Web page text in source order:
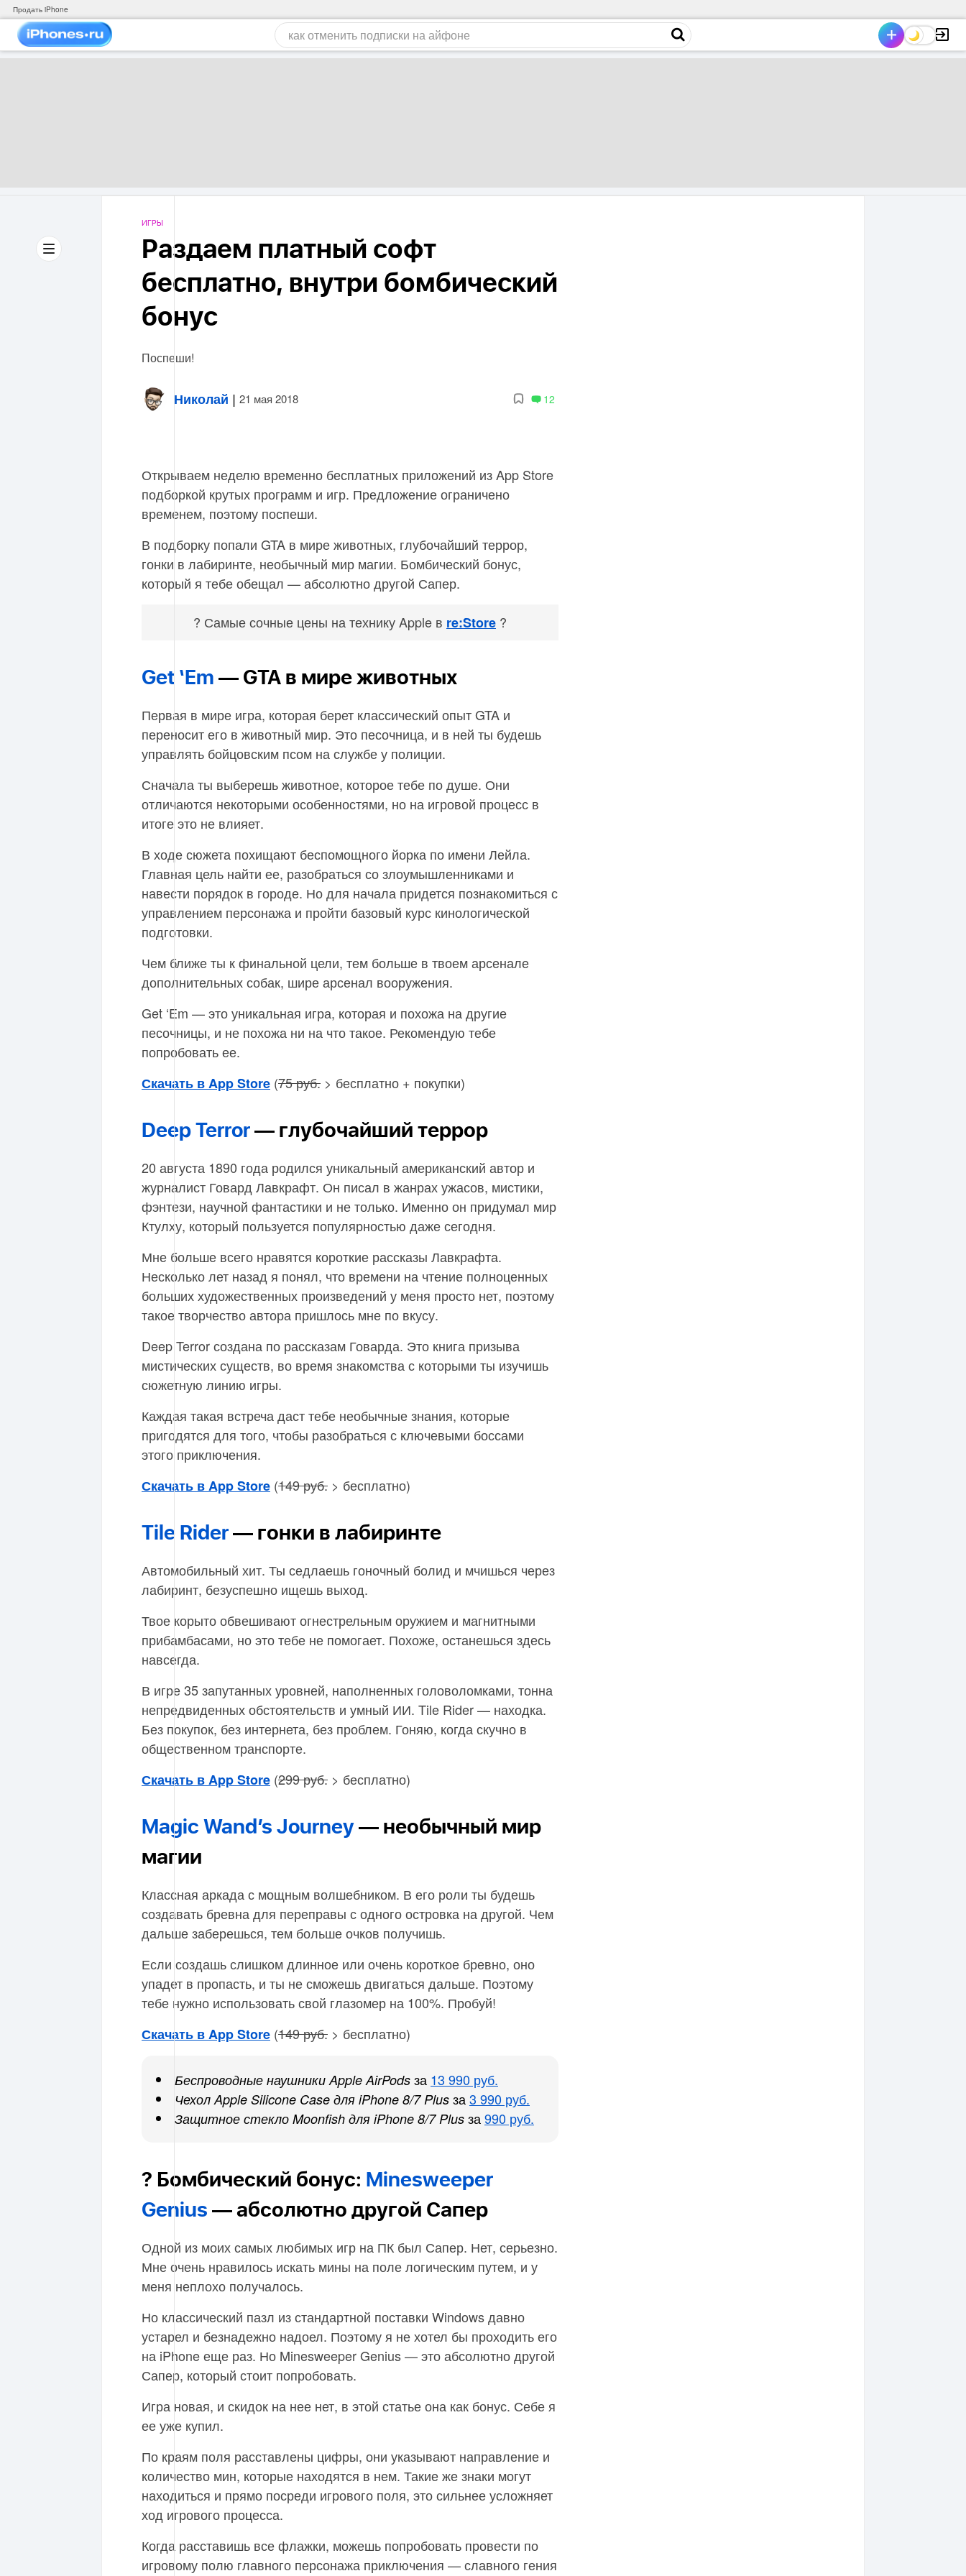
Продать iPhone
ИГРЫ
Раздаем платный софт
бесплатно, внутри бомбический
бонус
Поспеши!
Николай | 21 мая 2018 12
Открываем неделю временно бесплатных приложений из App Store
подборкой крутых программ и игр. Предложение ограничено
временем, поэтому поспеши.
В подборку попали GTA в мире животных, глубочайший террор,
гонки в лабиринте, необычный мир магии. Бомбический бонус,
который я тебе обещал — абсолютно другой Сапер.
? Самые сочные цены на технику Apple в re:Store ?
Get ‘Em — GTA в мире животных
Первая в мире игра, которая берет классический опыт GTA и
переносит его в животный мир. Это песочница, и в ней ты будешь
управлять бойцовским псом на службе у полиции.
Сначала ты выберешь животное, которое тебе по душе. Они
отличаются некоторыми особенностями, но на игровой процесс в
итоге это не влияет.
В ходе сюжета похищают беспомощного йорка по имени Лейла.
Главная цель найти ее, разобраться со злоумышленниками и
навести порядок в городе. Но для начала придется познакомиться с
управлением персонажа и пройти базовый курс кинологической
подготовки.
Чем ближе ты к финальной цели, тем больше в твоем арсенале
дополнительных собак, шире арсенал вооружения.
Get ‘Em — это уникальная игра, которая и похожа на другие
песочницы, и не похожа ни на что такое. Рекомендую тебе
попробовать ее.
Скачать в App Store (75 руб. > бесплатно + покупки)
Deep Terror — глубочайший террор
20 августа 1890 года родился уникальный американский автор и
журналист Говард Лавкрафт. Он писал в жанрах ужасов, мистики,
фэнтези, научной фантастики и не только. Именно он придумал мир
Ктулху, который пользуется популярностью даже сегодня.
Мне больше всего нравятся короткие рассказы Лавкрафта.
Несколько лет назад я понял, что времени на чтение полноценных
больших художественных произведений у меня просто нет, поэтому
такое творчество автора пришлось мне по вкусу.
Deep Terror создана по рассказам Говарда. Это книга призыва
мистических существ, во время знакомства с которыми ты изучишь
сюжетную линию игры.
Каждая такая встреча даст тебе необычные знания, которые
пригодятся для того, чтобы разобраться с ключевыми боссами
этого приключения.
Скачать в App Store (149 руб. > бесплатно)
Tile Rider — гонки в лабиринте
Автомобильный хит. Ты седлаешь гоночный болид и мчишься через
лабиринт, безуспешно ищешь выход.
Твое корыто обвешивают огнестрельным оружием и магнитными
прибамбасами, но это тебе не помогает. Похоже, останешься здесь
навсегда.
В игре 35 запутанных уровней, наполненных головоломками, тонна
непредвиденных обстоятельств и умный ИИ. Tile Rider — находка.
Без покупок, без интернета, без проблем. Гоняю, когда скучно в
общественном транспорте.
Скачать в App Store (299 руб. > бесплатно)
Magic Wand’s Journey — необычный мир
магии
Классная аркада с мощным волшебником. В его роли ты будешь
создавать бревна для переправы с одного островка на другой. Чем
дальше заберешься, тем больше очков получишь.
Если создашь слишком длинное или очень короткое бревно, оно
упадет в пропасть, и ты не сможешь двигаться дальше. Поэтому
тебе нужно использовать свой глазомер на 100%. Пробуй!
Скачать в App Store (149 руб. > бесплатно)
Беспроводные наушники Apple AirPods за 13 990 руб.
Чехол Apple Silicone Case для iPhone 8/7 Plus за3 990 руб.
Защитное стекло Moonfish для iPhone 8/7 Plus за990 руб.
? Бомбический бонус: Minesweeper
Genius — абсолютно другой Сапер
Одной из моих самых любимых игр на ПК был Сапер. Нет, серьезно.
Мне очень нравилось искать мины на поле логическим путем, и у
меня неплохо получалось.
Но классический пазл из стандартной поставки Windows давно
устарел и безнадежно надоел. Поэтому я не хотел бы проходить его
на iPhone еще раз. Но Minesweeper Genius — это абсолютно другой
Сапер, который стоит попробовать.
Игра новая, и скидок на нее нет, в этой статье она как бонус. Себе я
ее уже купил.
По краям поля расставлены цифры, они указывают направление и
количество мин, которые находятся в нем. Такие же знаки могут
находиться и прямо посреди игрового поля, это сильнее усложняет
ход игрового процесса.
Когда расставишь все флажки, можешь попробовать провести по
игровому полю главного персонажа приключения — славного гения